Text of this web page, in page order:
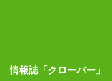
情報誌「クローバー」